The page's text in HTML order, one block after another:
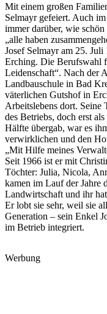
Mit einem großen
Selmayr gefeiert. Auch
immer darüber, wie
„alle haben
Josef Selmayr am 25.
Erching. Die Berufswahl
Leidenschaft“. Nach der
Landbauschule in Bad
väterlichen Gutshof in
Arbeitslebens dort. Seine
des Betriebs, doch erst
Hälfte übergab, war es
verwirklichen und den
„Mit Hilfe meines
Seit 1966 ist er mit
Töchter: Julia, Nicola,
kamen im Lauf der Jahre
Landwirtschaft und ihr
Er lobt sie sehr, weil sie
Generation – sein Enkel
im Betrieb integriert.
Werbung